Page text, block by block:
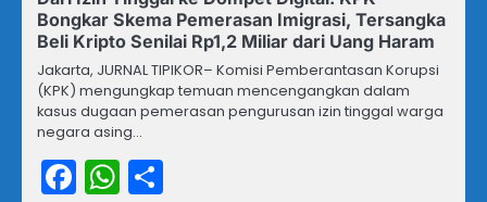
Bongkar Skema Pemerasan Imigrasi, Tersangka
Beli Kripto Senilai Rp1,2 Miliar dari Uang Haram
Jakarta, JURNAL TIPIKOR– Komisi Pemberantasan Korupsi
(KPK) mengungkap temuan mencengangkan dalam
kasus dugaan pemerasan pengurusan izin tinggal warga
negara asing…
Facebook
WhatsApp